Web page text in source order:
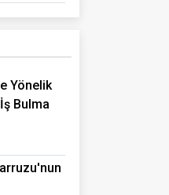
Yönelik
Bulma